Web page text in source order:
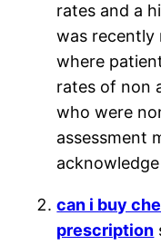
rates and a
was recently
where
rates of non
who were
assessment
can i buy
prescription